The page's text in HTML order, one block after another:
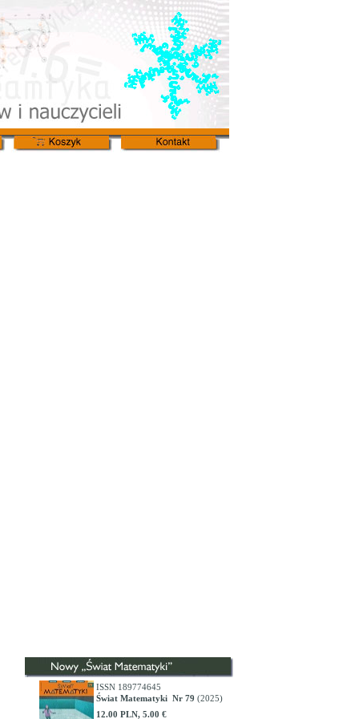
ISSN 189774645
Świat Matematyki Nr 79 (2025)
12.00 PLN, 5.00 €